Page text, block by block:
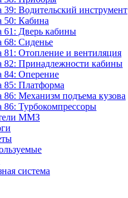
39: Водительский инструмент
50: Кабина
61: Дверь кабины
68: Сиденье
81: Отопление и вентиляция
82: Принадлежности кабины
84: Оперение
85: Платформа
86: Механизм подъема кузова
86: Турбокомпрессоры
ММЗ
система